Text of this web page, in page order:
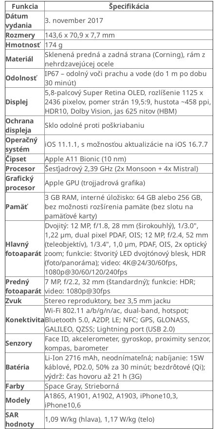
Funkcia
Špecifikácia
Dátum
vydania
3. november 2017
Rozmery
143,6 x 70,9 x 7,7 mm
Hmotnosť 174 g
Materiál
Sklenená predná a zadná strana (Corning), rám z
nehrdzavejúcej ocele
Odolnosť
IP67 – odolný voči prachu a vode (do 1 m po dobu
30 minút)
Displej
5,8-palcový Super Retina OLED, rozlíšenie 1125 x
2436 pixelov, pomer strán 19,5:9, hustota ~458 ppi,
HDR10, Dolby Vision, jas 625 nitov (HBM)
Ochrana
displeja
Sklo odolné proti poškriabaniu
Operačný
systém
iOS 11.1.1, s možnosťou aktualizácie na iOS 16.7.7
Čipset
Apple A11 Bionic (10 nm)
Procesor
Šesťjadrový 2,39 GHz (2x Monsoon + 4x Mistral)
Grafický
procesor
Apple GPU (trojjadrová grafika)
Pamäť
3 GB RAM, interné úložisko: 64 GB alebo 256 GB,
bez možnosti rozšírenia pamäte (bez slotu na
pamäťové karty)
Hlavný
fotoaparát
Dvojitý: 12 MP, f/1.8, 28 mm (širokouhlý), 1/3.0",
1,22 µm, dual pixel PDAF, OIS; 12 MP, f/2.4, 52 mm
(teleobjektív), 1/3.4", 1,0 µm, PDAF, OIS, 2x optický
zoom; funkcie: štvoritý LED dvojtónový blesk, HDR
(foto/panoráma); video: 4K@24/30/60fps,
1080p@30/60/120/240fps
Predný
fotoaparát
7 MP, f/2.2, 32 mm (štandardný); funkcie: HDR;
video: 1080p@30fps
Zvuk
Stereo reproduktory, bez 3,5 mm jacku
Konektivita
Wi-Fi 802.11 a/b/g/n/ac, dual-band, hotspot;
Bluetooth 5.0, A2DP, LE; NFC; GPS, GLONASS,
GALILEO, QZSS; Lightning port (USB 2.0)
Senzory
Face ID, akcelerometer, gyroskop, proximity senzor,
kompas, barometer
Batéria
Li-Ion 2716 mAh, neodnímateľná; nabíjanie: 15W
káblové, PD2.0, 50% za 30 minút; bezdrôtové (Qi);
výdrž: čas hovoru až 21 h (3G)
Farby
Space Gray, Strieborná
Modely
A1865, A1901, A1902, A1903, iPhone10,3,
iPhone10,6
SAR
hodnoty
1,09 W/kg (hlava), 1,17 W/kg (telo)